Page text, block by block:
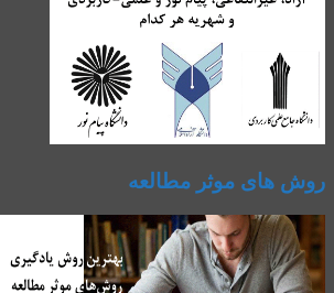
روش های موثر مطالعه